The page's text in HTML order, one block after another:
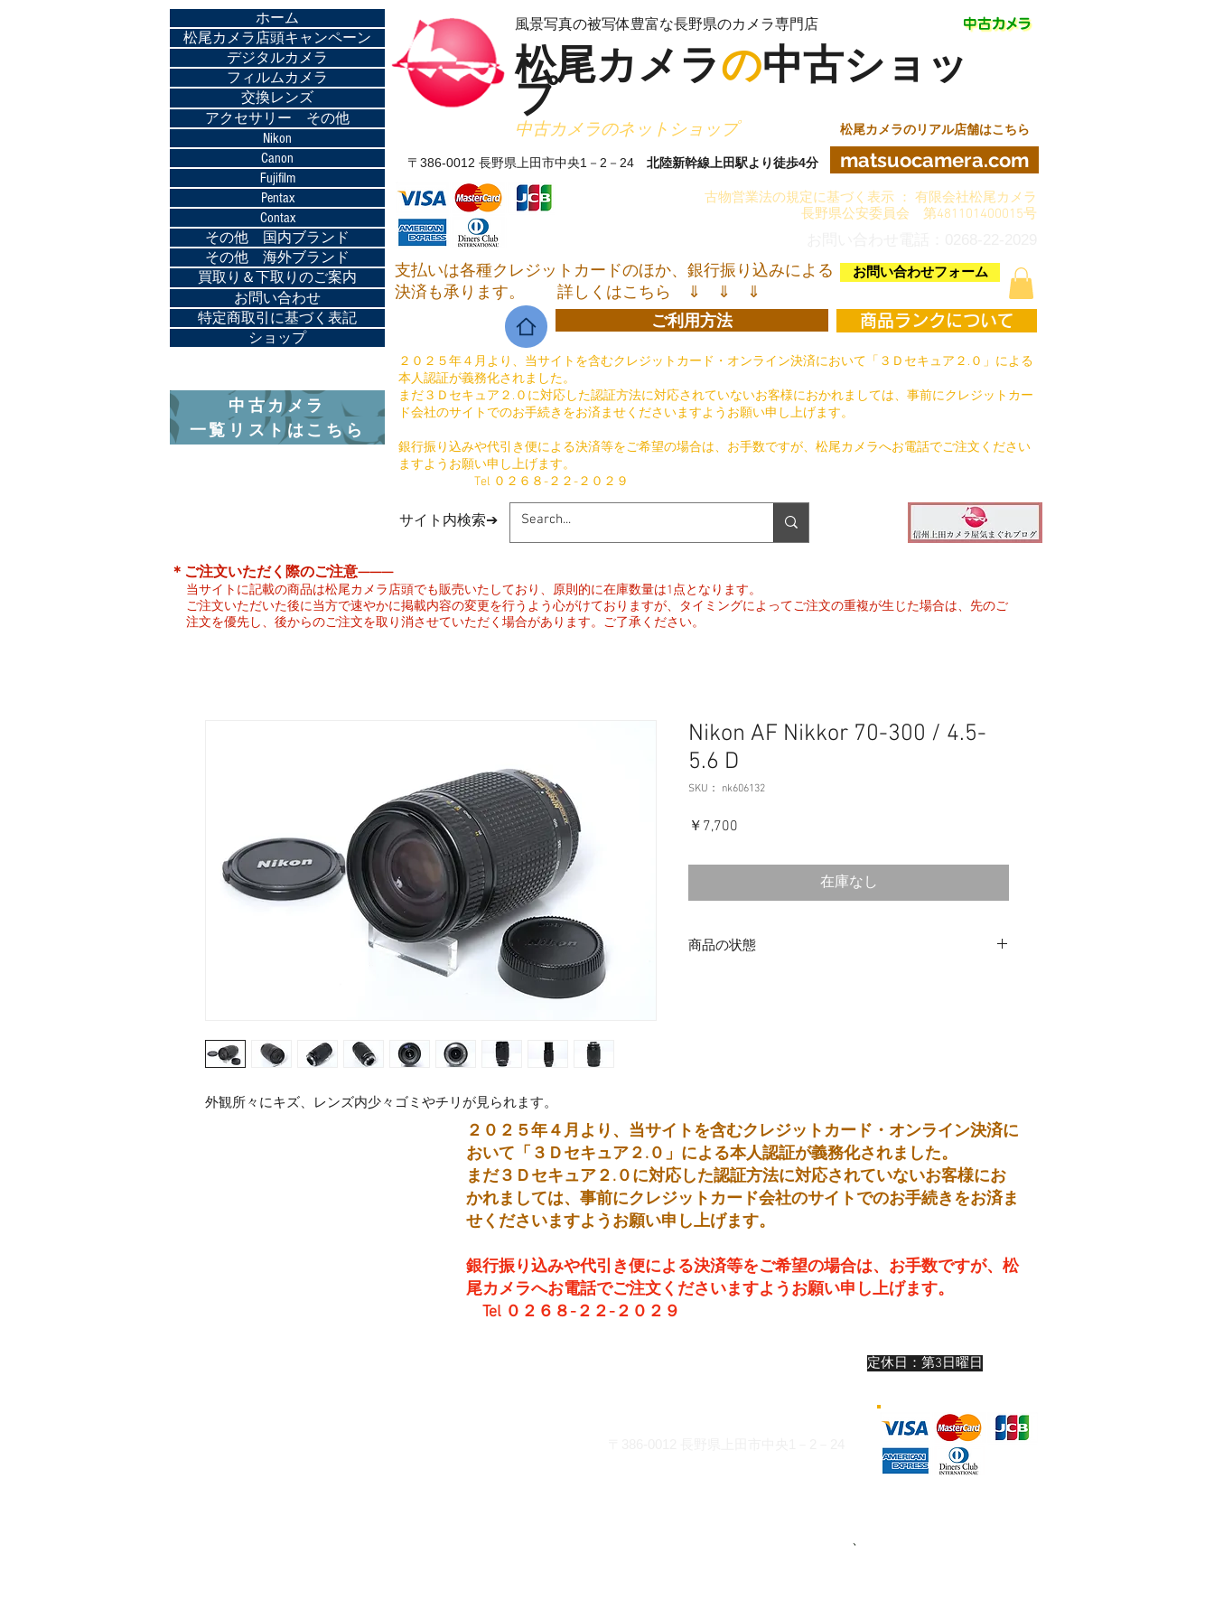
ホーム
松尾カメラ店頭キャンペーン
デジタルカメラ
フィルムカメラ
交換レンズ
アクセサリー その他
Nikon
Canon
Fujifilm
Pentax
Contax
その他 国内ブランド
その他 海外ブランド
買取り＆下取りのご案内
お問い合わせ
特定商取引に基づく表記
ショップ
中古カメラ
一覧リストはこちら
​風景写真の被写体豊富な長野県のカメラ専門店
松尾カメラの中古ショッ
プ
​中古カメラのネットショップ 松尾カメラのリアル店舗はこちら
〒386-0012 長野県上田市中央1－2－24 北陸新幹線上田駅より徒歩4分 matsuocamera.com
古物営業法の規定に基づく表示 ： 有限会社松尾カメラ
長野県公安委員会 第481101400015号
支払いは各種クレジットカードのほか、銀行振り込みによる
決済も承ります。 詳しくはこちら ⇓ ⇓ ⇓
ご利用方法
お問い合わせフォーム
商品ランクについて
２０２５年４月より、当サイトを含むクレジットカード・オンライン決済において「３Ｄセキュア２.０」による
本人認証が義務化されました。
まだ３Ｄセキュア２.０に対応した認証方法に対応されていないお客様におかれましては、事前にクレジットカー
ド会社のサイトでのお手続きをお済ませくださいますようお願い申し上げます。
銀行振り込みや代引き便による決済等をご希望の場合は、お手数ですが、松尾カメラへお電話でご注文ください
ますようお願い申し上げます。
​ Tel ０２６８-２２-２０２９
​サイト内検索➔
​＊ご注文いただく際のご注意———
外観所々にキズ、レンズ内少々ゴミやチリが見られます。
Nikon AF Nikkor 70-300 / 4.5-
5.6 D
SKU： nk606132
￥7,700
在庫なし
商品の状態
当サイトに記載の商品は松尾カメラ店頭でも販売いたしており、原則的に在庫数量は1点となります。
ご注文いただいた後に当方で速やかに掲載内容の変更を行うよう心がけておりますが、タイミングによってご注文の重複が生じた場合は、先のご
注文を優先し、後からのご注文を取り消させていただく場合があります。ご了承ください。
２０２５年４月より、当サイトを含むクレジットカード・オンライン決済に
おいて「３Ｄセキュア２.０」による本人認証が義務化されました。
まだ３Ｄセキュア２.０に対応した認証方法に対応されていないお客様にお
かれましては、事前にクレジットカード会社のサイトでのお手続きをお済ま
せくださいますようお願い申し上げます。
銀行振り込みや代引き便による決済等をご希望の場合は、お手数ですが、松
尾カメラへお電話でご注文くださいますようお願い申し上げます。
Tel ０２６８-２２-２０２９
定休日：第3日曜日
、